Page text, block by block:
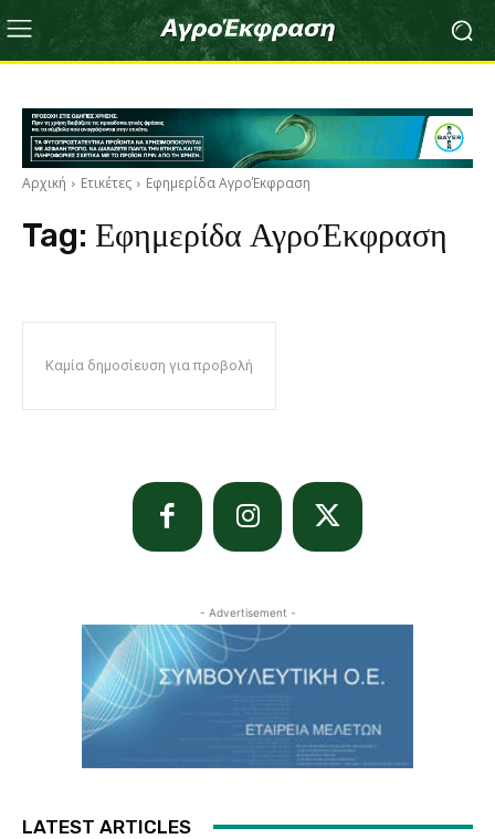
Αρχική Ετικέτες Εφημερίδα ΑγροΈκφραση
Tag: Εφημερίδα ΑγροΈκφραση
Καμία δημοσίευση για προβολή
- Advertisement -
LATEST ARTICLES